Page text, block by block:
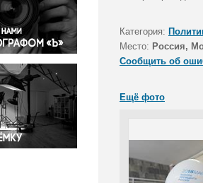
и конфликты
бизнес
Категория:
Место: Россия,
Сообщить об
Ещё фото